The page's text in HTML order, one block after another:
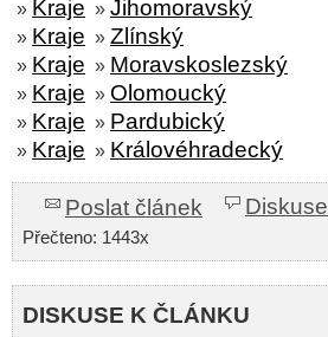
» Kraje » Jihomoravský
» Kraje » Zlínský
» Kraje » Moravskoslezský
» Kraje » Olomoucký
» Kraje » Pardubický
» Kraje » Královéhradecký
Poslat článek Diskuse
Přečteno: 1443x
DISKUSE K ČLÁNKU